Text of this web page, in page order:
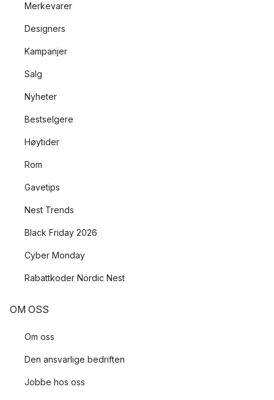
Merkevarer
Designers
Kampanjer
Salg
Nyheter
Bestselgere
Høytider
Rom
Gavetips
Nest Trends
Black Friday 2026
Cyber Monday
Rabattkoder Nordic Nest
OM OSS
Om oss
Den ansvarlige bedriften
Jobbe hos oss